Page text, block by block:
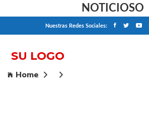
NOTICIOSO
Nuestras Redes Sociales:
Home